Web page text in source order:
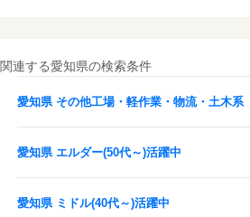
関連する愛知県の検索条件
愛知県 その他工場・軽作業・物流・土木系
愛知県 エルダー(50代～)活躍中
愛知県 ミドル(40代～)活躍中